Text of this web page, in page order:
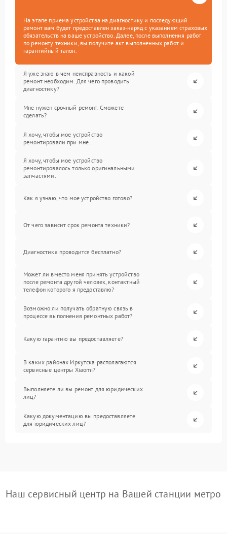
На этапе приема устройства на диагностику и последующий
ремонт вам будет предоставлен заказ-наряд с указанием страховых
обязательств на ваше устройство. Далее, после выполнения работ
по ремонту техники, вы получите акт выполненных работ и
гарантийный талон.
Я уже знаю в чем неисправность и какой
ремонт необходим. Для чего проводить
диагностику?
Мне нужен срочный ремонт. Сможете
сделать?
Я хочу, чтобы мое устройство
ремонтировали при мне.
Я хочу, чтобы мое устройство
ремонтировалось только оригинальными
запчастями.
Как я узнаю, что мое устройство готово?
От чего зависит срок ремонта техники?
Диагностика проводится бесплатно?
Может ли вместо меня принять устройство
после ремонта другой человек, контактный
телефон которого я предоставлю?
Возможно ли получать обратную связь в
процессе выполнения ремонтных работ?
Какую гарантию вы предоставляете?
В каких районах Иркутска располагаются
сервисные центры Xiaomi?
Выполняете ли вы ремонт для юридических
лиц?
Какую документацию вы предоставляете
для юридических лиц?
Наш сервисный центр на Вашей станции метро